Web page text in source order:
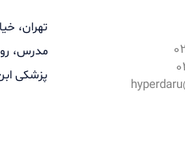
تهران،
مدرس،
پزشکی